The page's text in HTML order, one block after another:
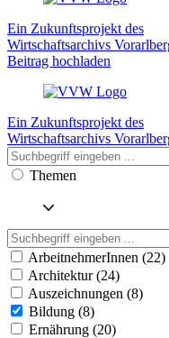
Ein Zukunftsprojekt des
Wirtschaftsarchivs
Beitrag hochladen
Ein Zukunftsprojekt des
Wirtschaftsarchivs
Themen
ArbeitnehmerInnen (22)
Architektur (24)
Auszeichnungen (8)
Bildung (8)
Ernährung (20)